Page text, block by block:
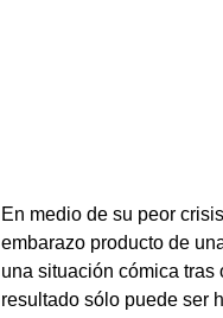
En medio de su peor
embarazo producto de
una situación cómica tras
resultado sólo puede ser